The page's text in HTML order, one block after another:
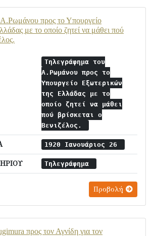
προς το Υπουργείο
με το οποίο ζητεί να μάθει πού
Τηλεγράφημα του
Α.Ρωμάνου προς το
Υπουργείο Εξωτερικών
της Ελλάδας με το
οποίο ζητεί να μάθει
πού βρίσκεται ο
Βενιζέλος.
1920 Ιανουάριος 26
Τηλεγράφημα
Προβολή
προς τον Αγνίδη για τον